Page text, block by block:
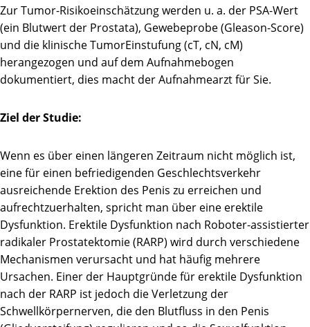
Zur Tumor-Risikoeinschätzung werden u. a. der PSA-Wert
(ein Blutwert der Prostata), Gewebeprobe (Gleason-Score)
und die klinische Tumor­Einstufung (cT, cN, cM)
herangezogen und auf dem Aufnahmebogen
dokumentiert, dies macht der Aufnahmearzt für Sie.
Ziel der Studie:
Wenn es über einen längeren Zeitraum nicht möglich ist,
eine für einen befriedigenden Geschlechtsverkehr
ausreichende Erektion des Penis zu erreichen und
aufrechtzuerhalten, spricht man über eine erektile
Dysfunktion. Erektile Dysfunktion nach Roboter-assistierter
radikaler Prostatektomie (RARP) wird durch verschiedene
Mechanismen verursacht und hat häufig mehrere
Ursachen. Einer der Hauptgründe für erektile Dysfunktion
nach der RARP ist jedoch die Verletzung der
Schwellkörpernerven, die den Blutfluss in den Penis